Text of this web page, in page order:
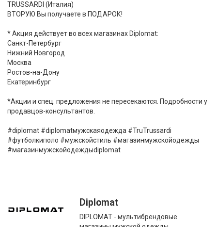
TRUSSARDI (Италия)
ВТОРУЮ Вы получаете в ПОДАРОК!
* Акция действует во всех магазинах Diplomat:
Санкт-Петербург
Нижний Новгород
Москва
Ростов-на-Дону
Екатеринбург
*Акции и спец. предложения не пересекаются. Подробности у
продавцов-консультантов.
#diplomat #diplomatмужскаяодежда #TruTrussardi
#футболкиполо #мужскойстиль #магазинмужскойодежды
#магазинмужскойодеждыdiplomat
Diplomat
DIPLOMAT - мультибрендовые